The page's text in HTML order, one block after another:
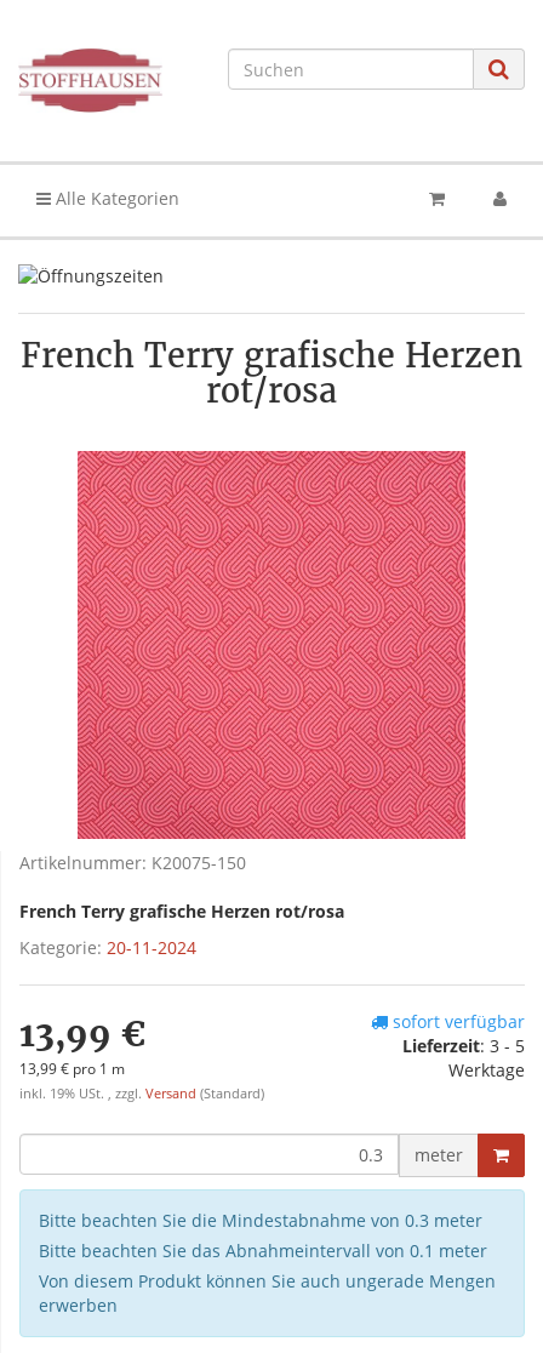
Alle Kategorien
French Terry grafische Herzen
rot/rosa
Artikelnummer: K20075-150
French Terry grafische Herzen rot/rosa
Kategorie: 20-11-2024
13,99 €
13,99 € pro 1 m
inkl. 19% USt. , zzgl. Versand (Standard)
sofort verfügbar
Lieferzeit: 3 - 5
Werktage
meter
Bitte beachten Sie die Mindestabnahme von 0.3 meter
Bitte beachten Sie das Abnahmeintervall von 0.1 meter
Von diesem Produkt können Sie auch ungerade Mengen
erwerben